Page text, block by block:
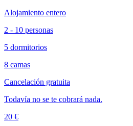
Alojamiento entero
2 - 10 personas
5 dormitorios
8 camas
Cancelación gratuita
Todavía no se te cobrará nada.
20 €